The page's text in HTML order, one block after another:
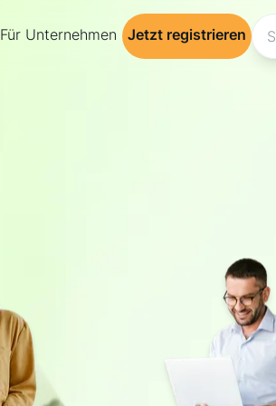
Für Unternehmen Jetzt registrieren